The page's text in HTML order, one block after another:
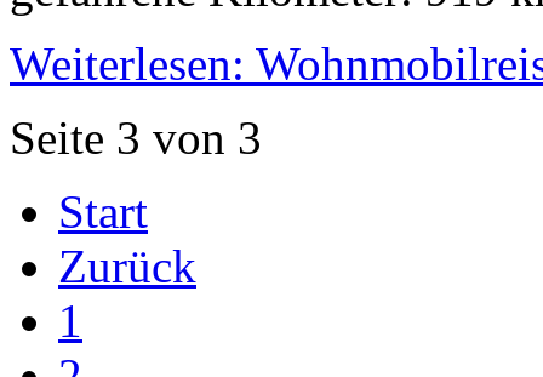
Weiterlesen:
Seite 3 von 3
Start
Zurück
1